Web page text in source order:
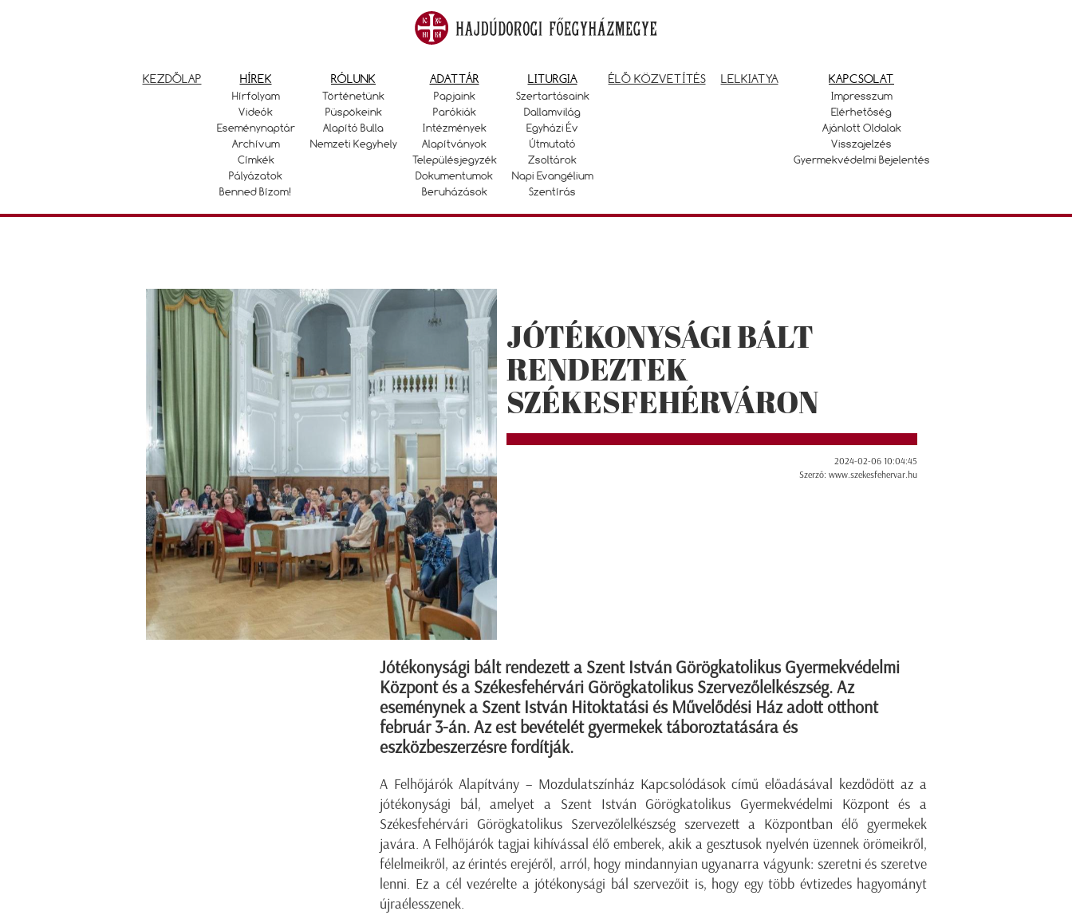
KEZDŐLAP HÍREK
Hírfolyam
Videók
Eseménynaptár
Archívum
Címkék
Pályázatok
Benned Bízom!
RÓLUNK
Történetünk
Püspökeink
Alapító Bulla
Nemzeti Kegyhely
ADATTÁR
Papjaink
Parókiák
Intézmények
Alapítványok
Településjegyzék
Dokumentumok
Beruházások
LITURGIA
Szertartásaink
Dallamvilág
Egyházi Év
Útmutató
Zsoltárok
Napi Evangélium
Szentírás
ÉLŐ KÖZVETÍTÉS LELKIATYA KAPCSOLAT
Impresszum
Elérhetőség
Ajánlott Oldalak
Visszajelzés
Gyermekvédelmi Bejelentés
JÓTÉKONYSÁGI BÁLT
RENDEZTEK
SZÉKESFEHÉRVÁRON
2024-02-06 10:04:45
Szerző: www.szekesfehervar.hu
Jótékonysági bált rendezett a Szent István Görögkatolikus Gyermekvédelmi
Központ és a Székesfehérvári Görögkatolikus Szervezőlelkészség. Az
eseménynek a Szent István Hitoktatási és Művelődési Ház adott otthont
február 3-án. Az est bevételét gyermekek táboroztatására és
eszközbeszerzésre fordítják.
A Felhőjárók Alapítvány – Mozdulatszínház Kapcsolódások című előadásával kezdődött az a
jótékonysági bál, amelyet a Szent István Görögkatolikus Gyermekvédelmi Központ és a
Székesfehérvári Görögkatolikus Szervezőlelkészség szervezett a Központban élő gyermekek
javára. A Felhőjárók tagjai kihívással élő emberek, akik a gesztusok nyelvén üzennek örömeikről,
félelmeikről, az érintés erejéről, arról, hogy mindannyian ugyanarra vágyunk: szeretni és szeretve
lenni. Ez a cél vezérelte a jótékonysági bál szervezőit is, hogy egy több évtizedes hagyományt
újraélesszenek.